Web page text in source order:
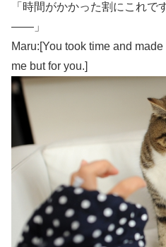
「時間がかかった割にこれで
――」
Maru:[You took time and
me but for you.]